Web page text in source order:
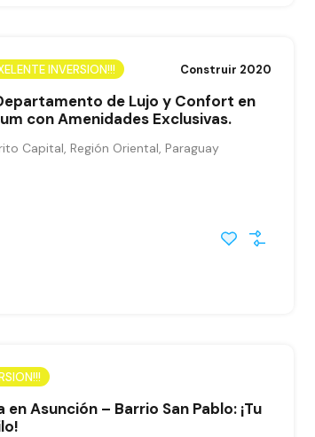
INVERSION!!! Construir 2020
de Lujo y Confort en
con Amenidades Exclusivas.
Capital, Región Oriental, Paraguay
Asunción – Barrio San Pablo: ¡Tu